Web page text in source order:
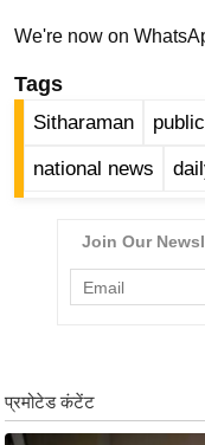
श
य
त
ग
ज
ग
We're now on
Tags
Sitharaman
national news